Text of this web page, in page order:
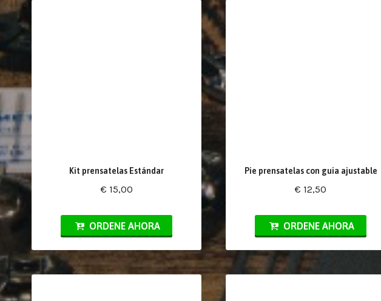
Kit prensatelas Estándar
€ 15,00
ORDENE AHORA
Pie prensatelas con guia ajustable
€ 12,50
ORDENE AHORA